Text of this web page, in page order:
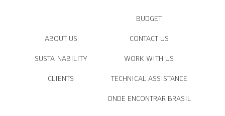
ABOUT US
SUSTAINABILITY
CLIENTS
BUDGET
CONTACT US
WORK WITH US
TECHNICAL ASSISTANCE
ONDE ENCONTRAR BRASIL